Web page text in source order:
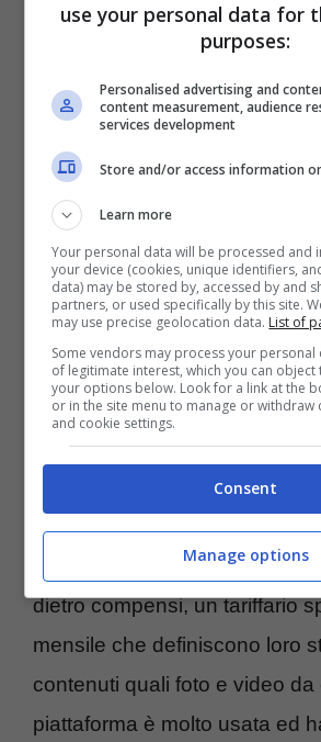
Che il rapper amasse
donne è noto, ragion per cui
avere al momento alcun tipo
l’amore è riservato alla sua
dalla relazione con l’ex
vita da single che gli calza a
per cui non pretende di trovare
vita. Conduce una vita
fosse per quella che lui ha
del futuro, in cosa consiste?
chiaramente adOnlyFans,la
ormai celebre in tutto il mondo.
d’oggi si parla spesso di
sono tanti gli utenti infatti che
dietro compensi, un tariffario
mensile che definiscono loro
contenuti quali foto e video da
piattaforma è molto usata ed
use your personal data for
purposes:
Personalised advertising and
content measurement, audience
services development
Store and/or access information
Learn more
Your personal data will be processed and
your device (cookies, unique identifiers,
data) may be stored by, accessed by and
partners, or used specifically by this site.
may use precise geolocation data. List of
Some vendors may process your personal
of legitimate interest, which you can object
your options below. Look for a link at the
or in the site menu to manage or withdraw
and cookie settings.
Consent
Manage options